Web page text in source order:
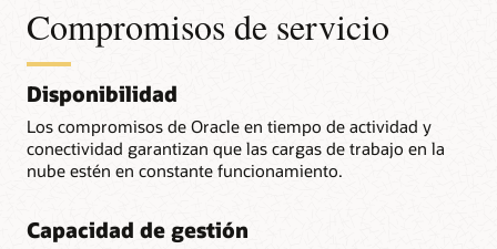
Compromisos de servicio
Disponibilidad
Los compromisos de Oracle en tiempo de actividad y
conectividad garantizan que las cargas de trabajo en la
nube estén en constante funcionamiento.
Capacidad de gestión